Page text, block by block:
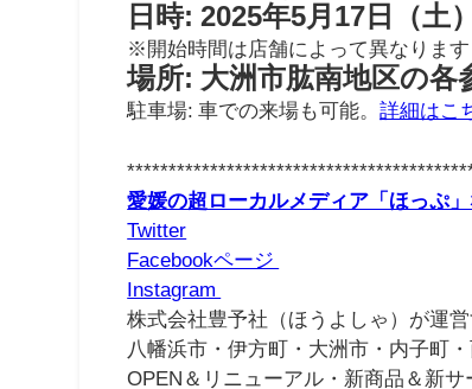
日時: 2025年5月17日（土
※開始時間は店舗によって異なります
場所: 大洲市肱南地区の各
駐車場: 車での来場も可能。詳細はこ
愛媛の超ローカルメディア「ほっぷ
Twitter
Facebookページ
Instagram
株式会社豊予社（ほうよしゃ）が運
八幡浜市・伊方町・大洲市・内子町
OPEN＆リニューアル・新商品＆新サ